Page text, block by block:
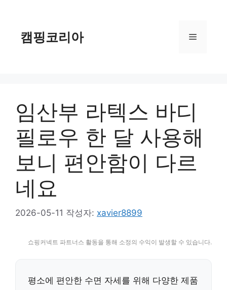
캠핑코리아 메
임산부 라텍스 바디
필로우 한 달 사용해
보니 편안함이 다르
네요
2026-05-11 작성자: xavier8899
쇼핑커넥트 파트너스 활동을 통해 소정의 수익이 발생할 수 있습니다.
평소에 편안한 수면 자세를 위해 다양한 제품